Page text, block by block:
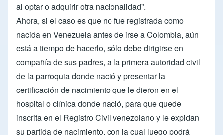
al optar o adquirir otra nacionalidad”.
Ahora, si el caso es que no fue registrada como
nacida en Venezuela antes de irse a Colombia, aún
está a tiempo de hacerlo, sólo debe dirigirse en
compañía de sus padres, a la primera autoridad civil
de la parroquia donde nació y presentar la
certificación de nacimiento que le dieron en el
hospital o clínica donde nació, para que quede
inscrita en el Registro Civil venezolano y le expidan
su partida de nacimiento, con la cual luego podrá